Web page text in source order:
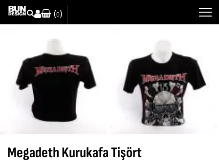
(0)
Megadeth Kurukafa Tişört